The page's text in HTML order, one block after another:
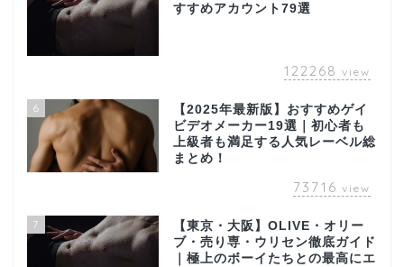
すすめアカウント79選
122268 view
6
【2025年最新版】おすすめゲイ
ビデオメーカー19選｜初心者も
上級者も満足する人気レーベル総
まとめ！
73716 view
7
【東京・大阪】OLIVE・オリー
ブ・売り専・ウリセン徹底ガイド
｜極上のボーイたちとの最高にエ